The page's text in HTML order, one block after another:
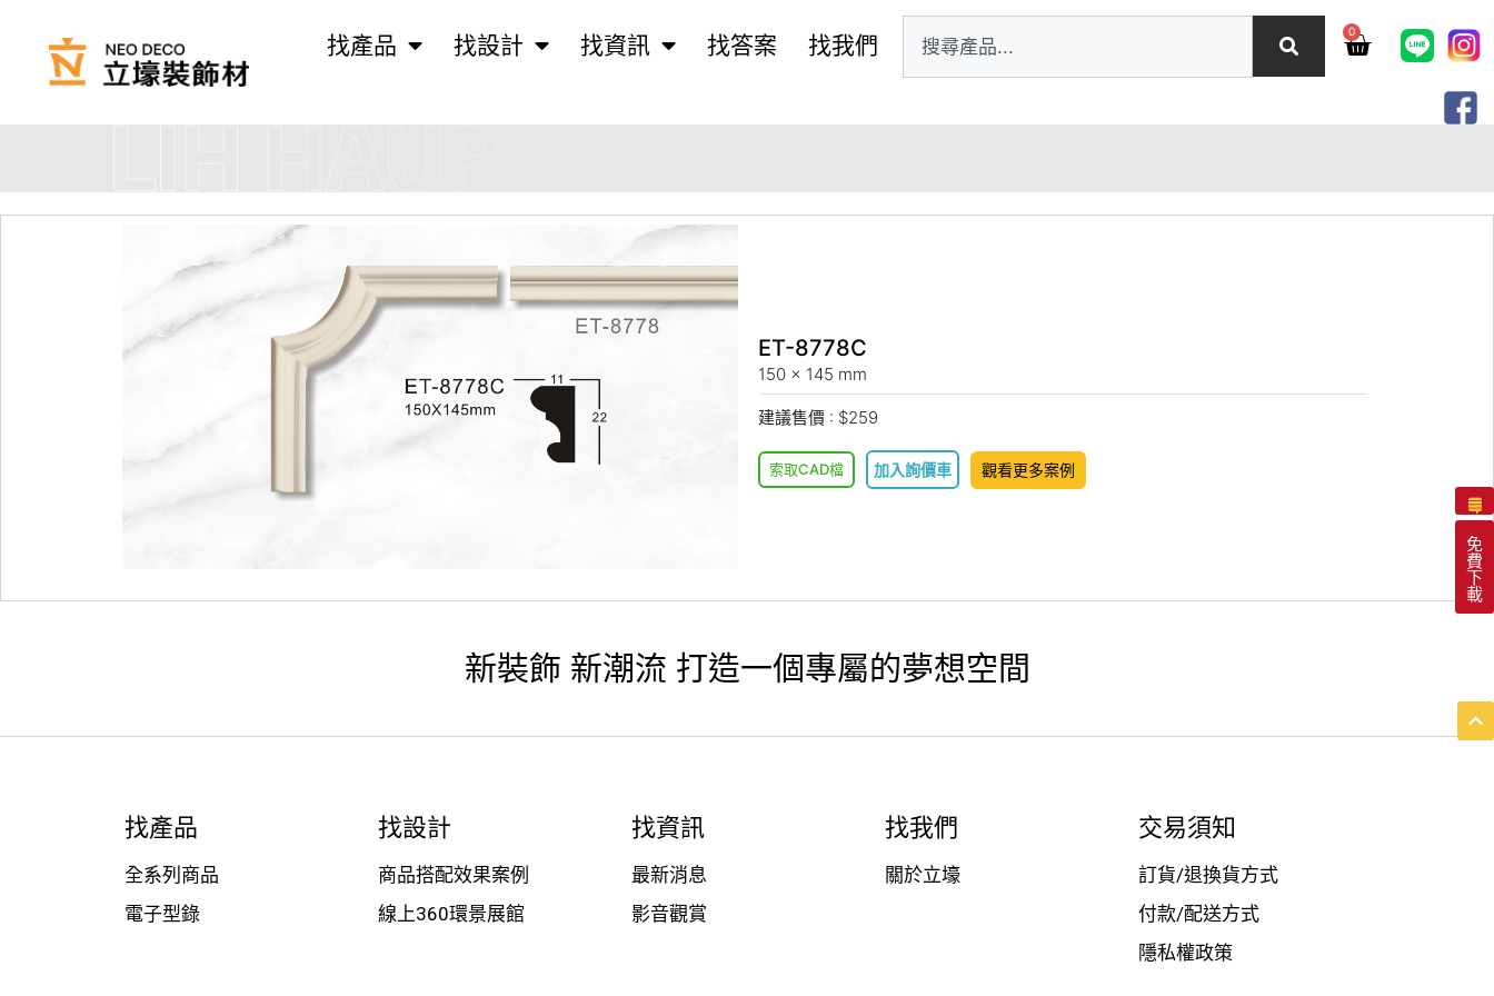
找產品 找設計 找資訊 找答案 找我們 0
ET-8778C
150 x 145 mm
建議售價 : $259
索取CAD檔 加入詢價車 觀看更多案例
免
費
下
載
新裝飾 新潮流 打造一個專屬的夢想空間
找產品
全系列商品
電子型錄
找設計
商品搭配效果案例
線上360環景展館
找資訊
最新消息
影音觀賞
找我們
關於立壕
交易須知
訂貨/退換貨方式
付款/配送方式
隱私權政策